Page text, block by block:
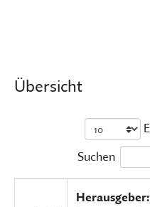
Übersicht
Suchen